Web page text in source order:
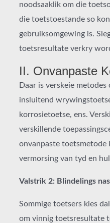
noodsaaklik om die
die toetstoestande so
gebruiksomgewing is.
toetsresultate verkry
II. Onvanpaste
Daar is verskeie
insluitend
korrosietoetse, ens.
verskillende
onvanpaste
vermorsing van tyd en
Valstrik 2: Blindelings
Sommige toetsers kies
om vinnig toetsresultate